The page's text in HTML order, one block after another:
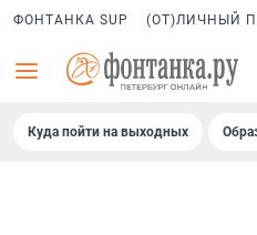
ФОНТАНКА SUP (ОТ)ЛИЧНЫЙ
Куда пойти на выходных